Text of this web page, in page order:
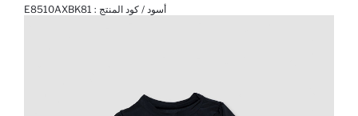
أسود / كود المنتج : E8510AXBK81